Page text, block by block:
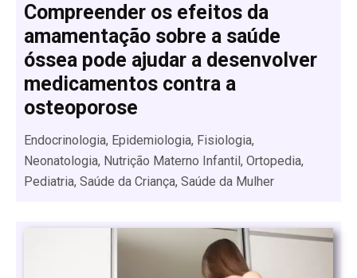
Compreender os efeitos da
amamentação sobre a saúde
óssea pode ajudar a desenvolver
medicamentos contra a
osteoporose
Endocrinologia, Epidemiologia, Fisiologia,
Neonatologia, Nutrição Materno Infantil, Ortopedia,
Pediatria, Saúde da Criança, Saúde da Mulher